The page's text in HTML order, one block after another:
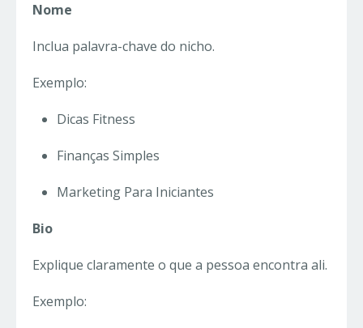
Nome
Inclua palavra-chave do nicho.
Exemplo:
Dicas Fitness
Finanças Simples
Marketing Para Iniciantes
Bio
Explique claramente o que a pessoa encontra ali.
Exemplo: